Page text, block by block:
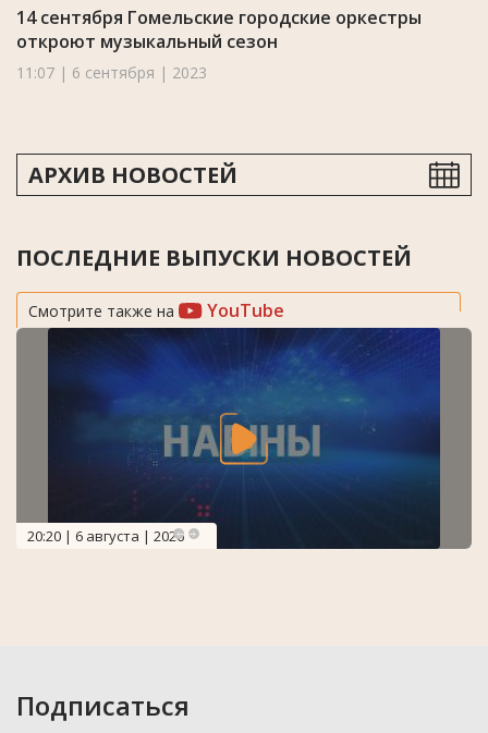
14 сентября Гомельские городские оркестры
откроют музыкальный сезон
11:07 | 6 сентября | 2023
АРХИВ НОВОСТЕЙ
ПОСЛЕДНИЕ ВЫПУСКИ НОВОСТЕЙ
Смотрите также на YouTube
20:20 | 6 августа | 2026
Подписаться